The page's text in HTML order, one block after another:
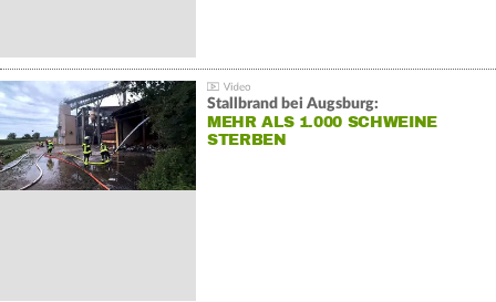
Stallbrand bei Augsburg:
MEHR ALS 1.000 SCHWEINE
STERBEN